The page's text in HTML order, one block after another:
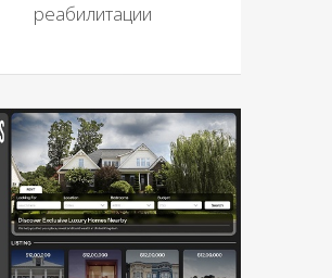
реабилитации